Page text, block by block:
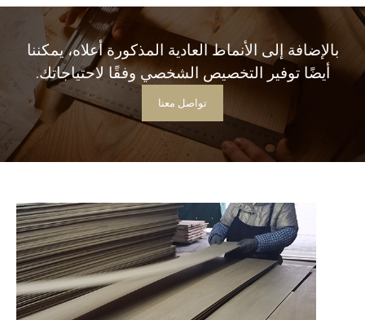
بالإضافة إلى الأنماط العادية المذكورة أعلاه، يمكننا
أيضًا توفير التخصيص الشخصي وفقًا لاحتياجاتك.
تواصل معنا